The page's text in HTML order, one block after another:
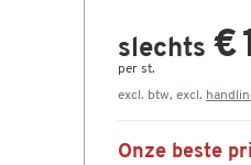
slechts €
per st.
excl. btw, excl.
Onze beste